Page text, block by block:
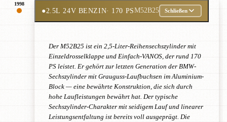
1998
●2.5L 24V BENZIN· 170 PSM52B25 Schließen
Der M52B25 ist ein 2,5-Liter-Reihensechszylinder mit
Einzeldrosselklappe und Einfach-VANOS, der rund 170
PS leistet. Er gehört zur letzten Generation der BMW-
Sechszylinder mit Grauguss-Laufbuchsen im Aluminium-
Block — eine bewährte Konstruktion, die sich durch
hohe Laufleistungen bewährt hat. Der typische
Sechszylinder-Charakter mit seidigem Lauf und linearer
Leistungsentfaltung ist bereits voll ausgeprägt. Die